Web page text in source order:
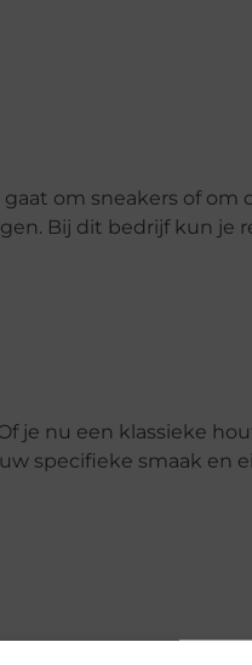
om sneakers of
Bij dit bedrijf kun je
je nu een klassieke
specifieke smaak